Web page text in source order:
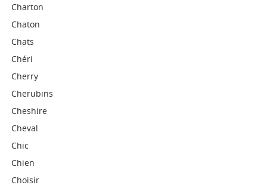
Charton
Chaton
Chats
Chéri
Cherry
Cherubins
Cheshire
Cheval
Chic
Chien
Choisir